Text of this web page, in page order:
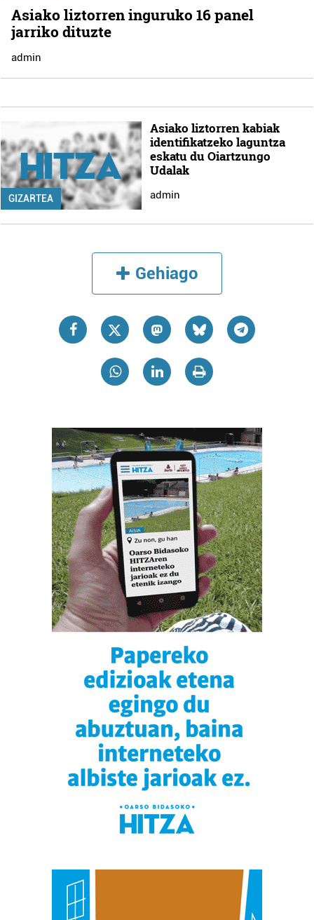
Asiako liztorren inguruko 16 panel
jarriko dituzte
admin
GIZARTEA
Asiako liztorren kabiak
identifikatzeko laguntza
eskatu du Oiartzungo
Udalak
admin
Gehiago